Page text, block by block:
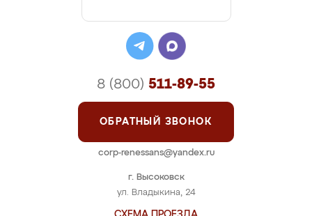
г. Высоковск
ул. Владыкина, 24
8 (800) 511-89-55
ОБРАТНЫЙ ЗВОНОК
corp-renessans@yandex.ru